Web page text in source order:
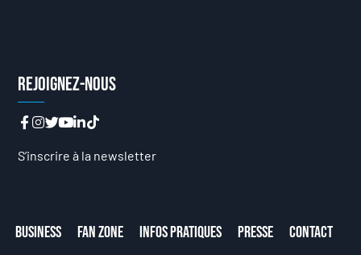
Rejoignez-nous
S’inscrire à la newsletter
Business Fan Zone Infos Pratiques Presse Contact